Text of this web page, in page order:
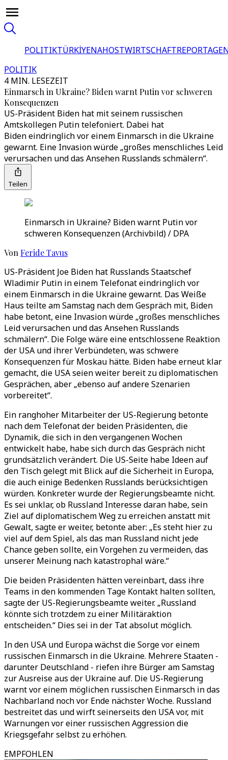
POLITIKTÜRKİYENAHOSTWIRTSCHAFT
POLITIK
4 MIN. LESEZEIT
Einmarsch in Ukraine? Biden warnt Putin vor schweren
Konsequenzen
US-Präsident Biden hat mit seinem russischen
Amtskollegen Putin telefoniert. Dabei hat
Biden eindringlich vor einem Einmarsch in die Ukraine
gewarnt. Eine Invasion würde „großes menschliches Leid
verursachen und das Ansehen Russlands schmälern“.
Teilen
Einmarsch in Ukraine? Biden warnt Putin vor
schweren Konsequenzen (Archivbild) / DPA
Von Feride Tavus
US-Präsident Joe Biden hat Russlands Staatschef
Wladimir Putin in einem Telefonat eindringlich vor
einem Einmarsch in die Ukraine gewarnt. Das Weiße
Haus teilte am Samstag nach dem Gespräch mit, Biden
habe betont, eine Invasion würde „großes menschliches
Leid verursachen und das Ansehen Russlands
schmälern“. Die Folge wäre eine entschlossene Reaktion
der USA und ihrer Verbündeten, was schwere
Konsequenzen für Moskau hätte. Biden habe erneut klar
gemacht, die USA seien weiter bereit zu diplomatischen
Gesprächen, aber „ebenso auf andere Szenarien
vorbereitet“.
Ein ranghoher Mitarbeiter der US-Regierung betonte
nach dem Telefonat der beiden Präsidenten, die
Dynamik, die sich in den vergangenen Wochen
entwickelt habe, habe sich durch das Gespräch nicht
grundsätzlich verändert. Die US-Seite habe Ideen auf
den Tisch gelegt mit Blick auf die Sicherheit in Europa,
die auch einige Bedenken Russlands berücksichtigen
würden. Konkreter wurde der Regierungsbeamte nicht.
Es sei unklar, ob Russland Interesse daran habe, sein
Ziel auf diplomatischem Weg zu erreichen anstatt mit
Gewalt, sagte er weiter, betonte aber: „Es steht hier zu
viel auf dem Spiel, als das man Russland nicht jede
Chance geben sollte, ein Vorgehen zu vermeiden, das
unserer Meinung nach katastrophal wäre.“
Die beiden Präsidenten hätten vereinbart, dass ihre
Teams in den kommenden Tage Kontakt halten sollten,
sagte der US-Regierungsbeamte weiter. „Russland
könnte sich trotzdem zu einer Militäraktion
entscheiden.“ Dies sei in der Tat absolut möglich.
In den USA und Europa wächst die Sorge vor einem
russischen Einmarsch in die Ukraine. Mehrere Staaten -
darunter Deutschland - riefen ihre Bürger am Samstag
zur Ausreise aus der Ukraine auf. Die US-Regierung
warnt vor einem möglichen russischen Einmarsch in das
Nachbarland noch vor Ende nächster Woche. Russland
bestreitet das und wirft seinerseits den USA vor, mit
Warnungen vor einer russischen Aggression die
Kriegsgefahr selbst zu erhöhen.
EMPFOHLEN